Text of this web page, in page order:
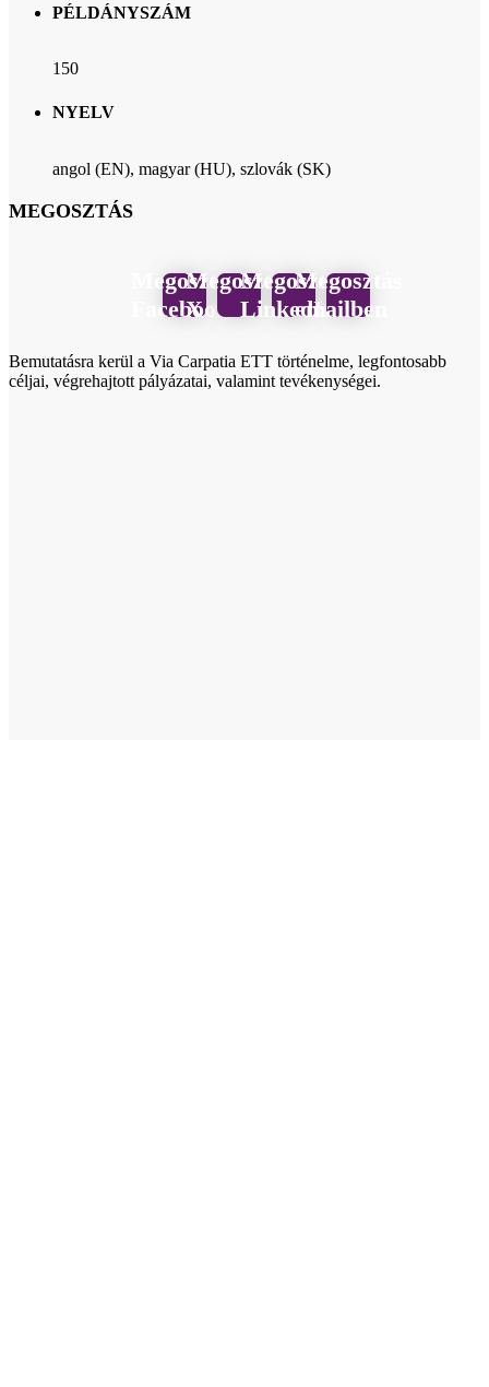
PÉLDÁNYSZÁM
150
NYELV
angol (EN), magyar (HU), szlovák (SK)
MEGOSZTÁS
Megosztás
Facebook
Megosztás
X
Megosztás
LinkedIn
Megosztás
emailben
Bemutatásra kerül a Via Carpatia ETT történelme, legfontosabb
céljai, végrehajtott pályázatai, valamint tevékenységei.